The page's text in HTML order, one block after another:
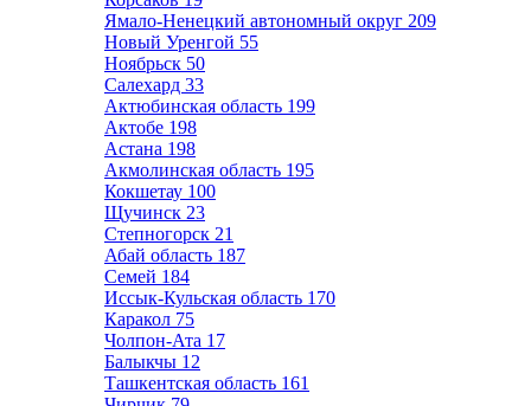
Ямало-Ненецкий автономный округ 209
Новый Уренгой 55
Ноябрьск 50
Салехард 33
Актюбинская область 199
Актобе 198
Астана 198
Акмолинская область 195
Кокшетау 100
Щучинск 23
Степногорск 21
Абай область 187
Семей 184
Иссык-Кульская область 170
Каракол 75
Чолпон-Ата 17
Балыкчы 12
Ташкентская область 161